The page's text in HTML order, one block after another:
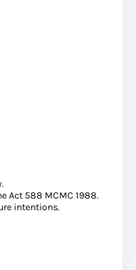
Act 588 MCMC 1988.
intentions.